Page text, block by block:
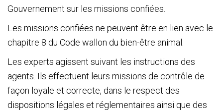
Gouvernement sur les missions confiées.
Les missions confiées ne peuvent être en lien avec le
chapitre 8 du Code wallon du bien-être animal.
Les experts agissent suivant les instructions des
agents. Ils effectuent leurs missions de contrôle de
façon loyale et correcte, dans le respect des
dispositions légales et réglementaires ainsi que des